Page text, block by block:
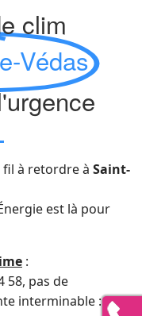
clim
Védas
à retordre à Saint-
est là pour
:
58, pas de
interminable : un